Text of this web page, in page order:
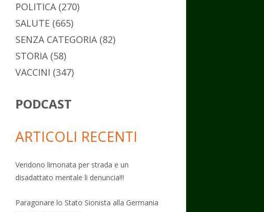
POLITICA(270)
SALUTE (665)
SENZA CATEGORIA(82)
STORIA(58)
VACCINI (347)
PODCAST
ARTICOLI RECENTI
Vendono limonata per strada e un
disadattato mentale li denuncia!!!
Paragonare lo Stato Sionista alla Germania